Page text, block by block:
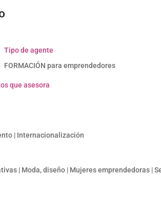
Tipo de agente
FORMACIÓN para emprendedores
que asesora
| Internacionalización
| Moda, diseño | Mujeres emprendedoras |